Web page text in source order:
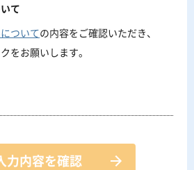
て
ついての内容をご確認いただき、
をお願いします。